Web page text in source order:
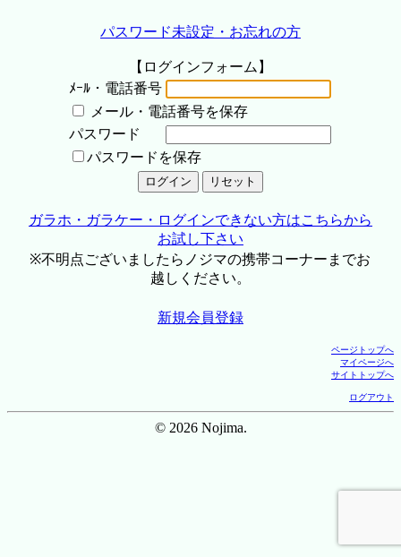
パスワード未設定・お忘れの方
【ログインフォーム】
ﾒｰﾙ・電話番号
メール・電話番号を保存
パスワード
パスワードを保存
ガラホ・ガラケー・ログインできない方はこちらから
お試し下さい
※不明点ございましたらノジマの携帯コーナーまでお
越しください。
新規会員登録
ページトップへ
マイページへ
サイトトップへ
ログアウト
© 2026 Nojima.